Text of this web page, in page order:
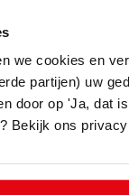
we cookies en
partijen) uw
door op 'Ja, dat
Bekijk ons
9